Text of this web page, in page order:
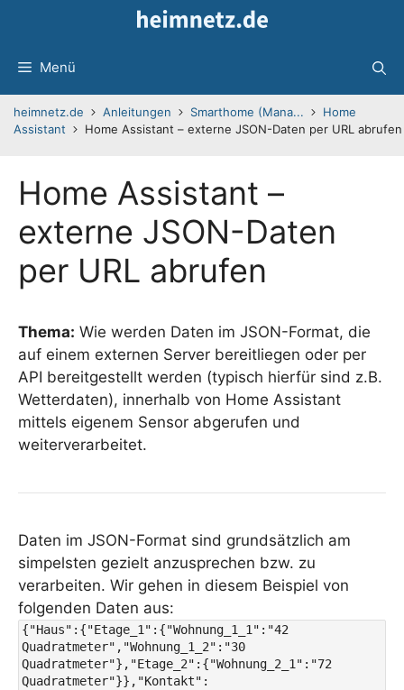
Menü
heimnetz.de Anleitungen Smarthome (Mana...
Home
Assistant
Home Assistant – externe JSON-Daten per URL abrufen
Home Assistant –
externe JSON-Daten
per URL abrufen
Thema: Wie werden Daten im JSON-Format, die
auf einem externen Server bereitliegen oder per
API bereitgestellt werden (typisch hierfür sind z.B.
Wetterdaten), innerhalb von Home Assistant
mittels eigenem Sensor abgerufen und
weiterverarbeitet.
Daten im JSON-Format sind grundsätzlich am
simpelsten gezielt anzusprechen bzw. zu
verarbeiten. Wir gehen in diesem Beispiel von
folgenden Daten aus:
{"Haus":{"Etage_1":{"Wohnung_1_1":"42
Quadratmeter","Wohnung_1_2":"30
Quadratmeter"},"Etage_2":{"Wohnung_2_1":"72
Quadratmeter"}},"Kontakt":